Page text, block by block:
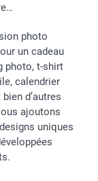
photo
un cadeau
photo, t-shirt
calendrier
d’autres
ajoutons
uniques